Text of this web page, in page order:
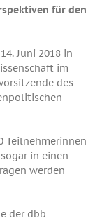
für den
Juni 2018 in
im
des
Teilnehmerinnen
in einen
werden
der dbb